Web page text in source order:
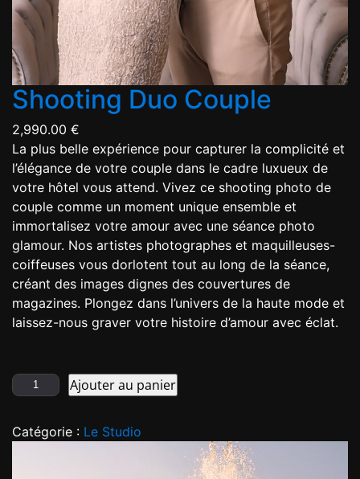
Shooting Duo Couple
2,990.00 €
La plus belle expérience pour capturer la complicité et
l’élégance de votre couple dans le cadre luxueux de
votre hôtel vous attend. Vivez ce shooting photo de
couple comme un moment unique ensemble et
immortalisez votre amour avec une séance photo
glamour. Nos artistes photographes et maquilleuses-
coiffeuses vous dorlotent tout au long de la séance,
créant des images dignes des couvertures de
magazines. Plongez dans l’univers de la haute mode et
laissez-nous graver votre histoire d’amour avec éclat.
Ajouter au panier
Catégorie : Le Studio